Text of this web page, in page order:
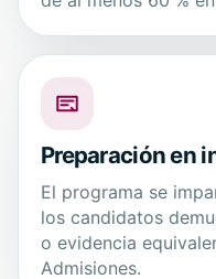
Preparación en
El programa se
los candidatos
o evidencia
Admisiones.